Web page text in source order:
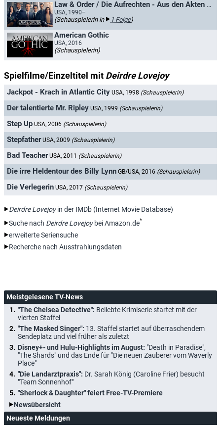
Law & Order / Die Aufrechten - Aus den Akten der Straße
USA, 1990–
(Schauspielerin in 1 Folge)
American Gothic
USA, 2016
(Schauspielerin)
Spielfilme/Einzeltitel mit Deirdre Lovejoy
Jackpot - Krach in Atlantic City USA, 1998 (Schauspielerin)
Der talentierte Mr. Ripley USA, 1999 (Schauspielerin)
Step Up USA, 2006 (Schauspielerin)
Stepfather USA, 2009 (Schauspielerin)
Bad Teacher USA, 2011 (Schauspielerin)
Die irre Heldentour des Billy Lynn GB/USA, 2016 (Schauspielerin)
Die Verlegerin USA, 2017 (Schauspielerin)
Deirdre Lovejoyin der IMDb (Internet Movie Database)
Suche nach Deirdre Lovejoybei Amazon.de*
erweiterte Seriensuche
Recherche nach Ausstrahlungsdaten
Meistgelesene TV-News
"The Chelsea Detective": Beliebte Krimiserie startet mit der
vierten Staffel
"The Masked Singer": 13. Staffel startet auf überraschendem
Sendeplatz und viel früher als zuletzt
Disney+- und Hulu-Highlights im August: "Death in Paradise",
"The Shards" und das Ende für "Die neuen Zauberer vom Waverly
Place"
"Die Landarztpraxis": Dr. Sarah König (Caroline Frier) besucht
"Team Sonnenhof"
"Sherlock & Daughter" feiert Free-TV-Premiere
Newsübersicht
Neueste Meldungen